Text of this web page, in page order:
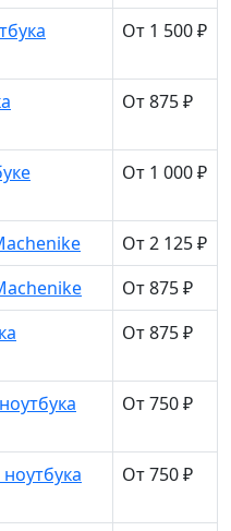
От 1 500 ₽
От 875 ₽
От 1 000 ₽
От 2 125 ₽
От 875 ₽
От 875 ₽
От 750 ₽
От 750 ₽